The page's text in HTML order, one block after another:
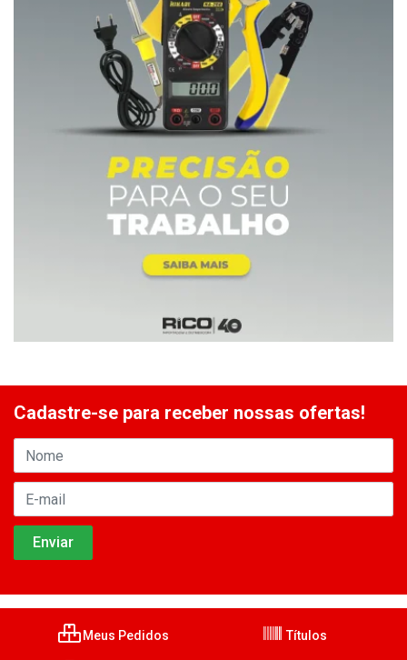
Cadastre-se para receber nossas ofertas!
Meus Pedidos Títulos